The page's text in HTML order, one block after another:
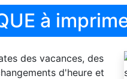
à
des vacances, des
d'heure et